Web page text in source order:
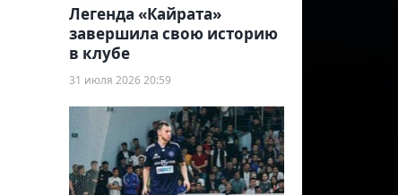
Легенда «Кайрата»
завершила свою историю
в клубе
31 июля 2026 20:59